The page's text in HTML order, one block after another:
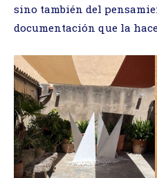
sino también del
documentación que la